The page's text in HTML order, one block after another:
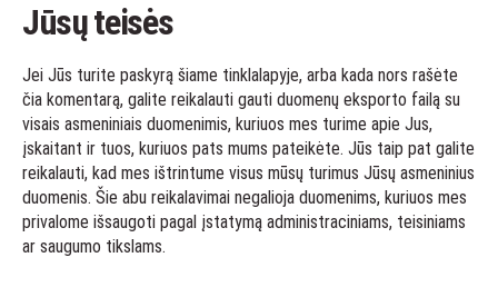
Jūsų teisės
Jei Jūs turite paskyrą šiame tinklalapyje, arba kada nors rašėte
čia komentarą, galite reikalauti gauti duomenų eksporto failą su
visais asmeniniais duomenimis, kuriuos mes turime apie Jus,
įskaitant ir tuos, kuriuos pats mums pateikėte. Jūs taip pat galite
reikalauti, kad mes ištrintume visus mūsų turimus Jūsų asmeninius
duomenis. Šie abu reikalavimai negalioja duomenims, kuriuos mes
privalome išsaugoti pagal įstatymą administraciniams, teisiniams
ar saugumo tikslams.